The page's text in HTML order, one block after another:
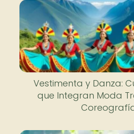
Vestimenta y Danza:
que Integran Moda